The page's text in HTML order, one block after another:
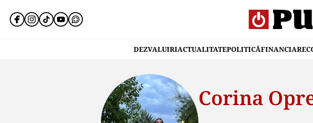
DEZVALUIRIACTUALITATEPOLITICĂFINANCIAR
Corina